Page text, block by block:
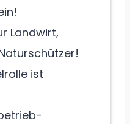
Landwirt,
ist